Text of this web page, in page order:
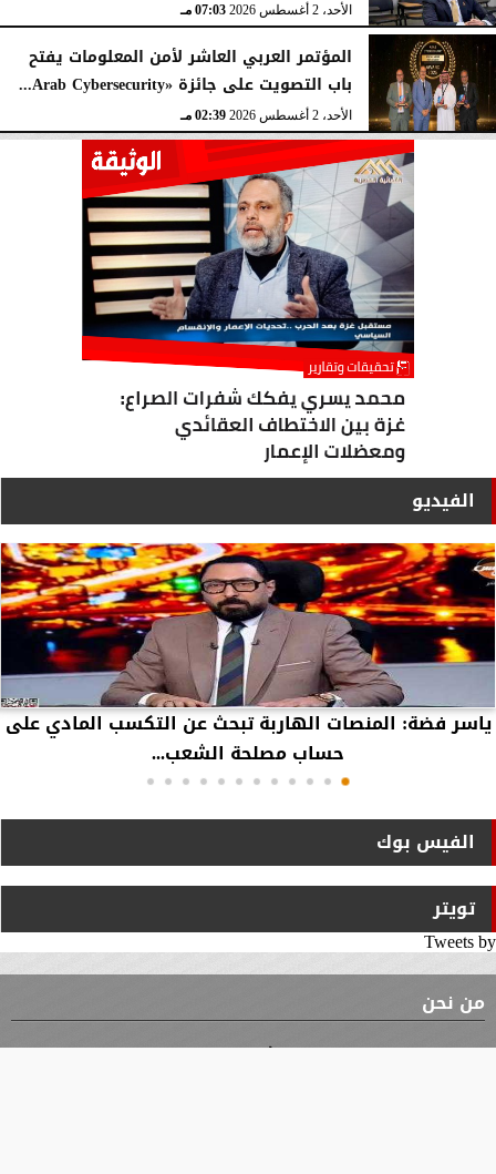
الأحد، 2 أغسطس 2026 07:03 مـ
المؤتمر العربي العاشر لأمن المعلومات يفتح
باب التصويت على جائزة «Arab Cybersecurity...
الأحد، 2 أغسطس 2026 02:39 مـ
الفيديو
ياسر فضة: المنصات الهاربة تبحث عن التكسب المادي على
حساب مصلحة الشعب...
الفيس بوك
تويتر
Tweets by
من نحن